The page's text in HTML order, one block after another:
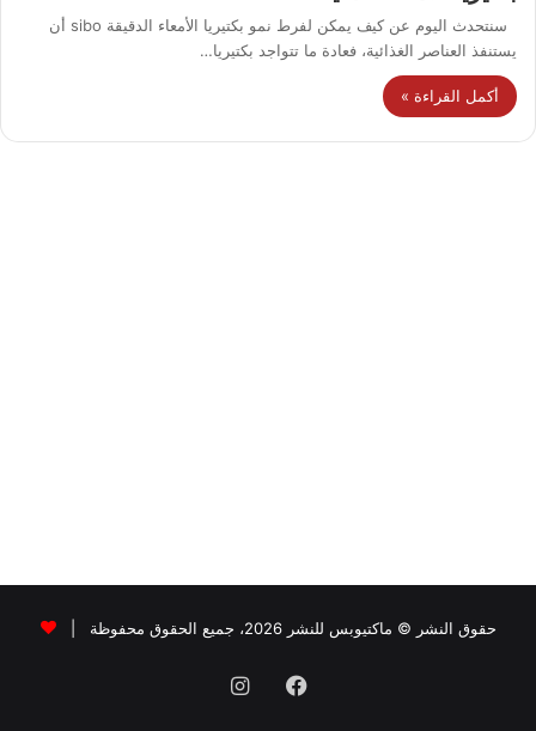
سنتحدث اليوم عن كيف يمكن لفرط نمو بكتيريا الأمعاء الدقيقة sibo أن
يستنفذ العناصر الغذائية، فعادة ما تتواجد بكتيريا…
أكمل القراءة »
حقوق النشر © ماكتيوبس للنشر 2026، جميع الحقوق محفوظة |
فيسبوكانستقرام